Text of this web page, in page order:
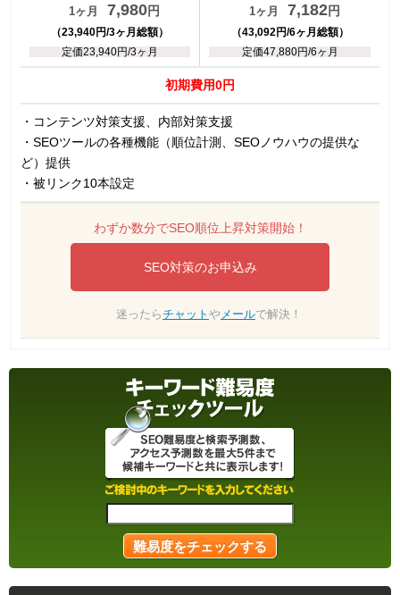
1ヶ月 7,980円
（23,940円/3ヶ月総額）
定価23,940円/3ヶ月
1ヶ月 7,182円
（43,092円/6ヶ月総額）
定価47,880円/6ヶ月
初期費用0円
・コンテンツ対策支援、内部対策支援
・SEOツールの各種機能（順位計測、SEOノウハウの提供な
ど）提供
・被リンク10本設定
わずか数分でSEO順位上昇対策開始！
SEO対策のお申込み
迷ったらチャット やメールで解決！